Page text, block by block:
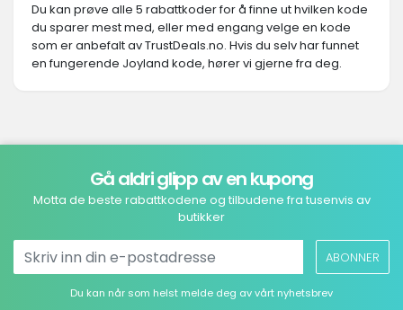
Du kan prøve alle 5 rabattkoder for å finne ut hvilken kode
du sparer mest med, eller med engang velge en kode
som er anbefalt av TrustDeals.no. Hvis du selv har funnet
en fungerende Joyland kode, hører vi gjerne fra deg.
Gå aldri glipp av en kupong
Motta de beste rabattkodene og tilbudene fra tusenvis av
butikker
ABONNER
Du kan når som helst melde deg av vårt nyhetsbrev